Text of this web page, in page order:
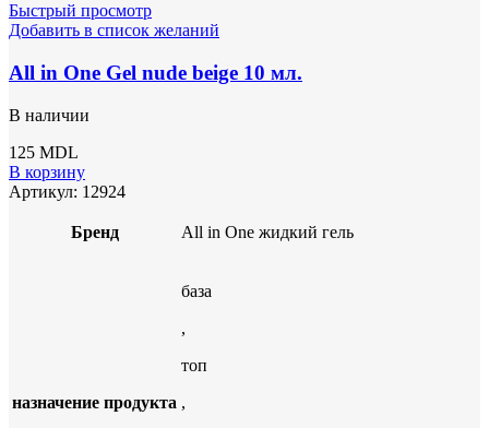
Быстрый просмотр
Добавить в список желаний
All in One Gel nude beige 10 мл.
В наличии
125 MDL
В корзину
Артикул: 12924
Бренд All in One жидкий гель
назначение продукта
база
,
топ
,